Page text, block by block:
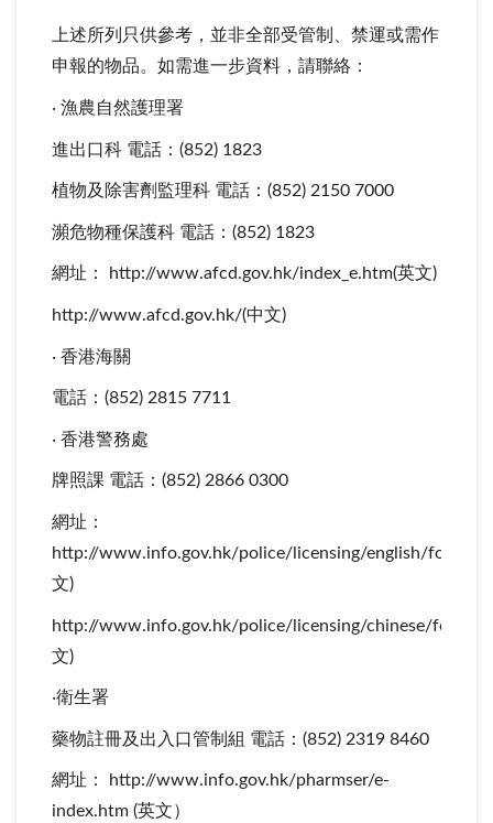
上述所列只供參考，並非全部受管制、禁運或需作
申報的物品。如需進一步資料，請聯絡：
‧ 漁農自然護理署
進出口科 電話：(852) 1823
植物及除害劑監理科 電話：(852) 2150 7000
瀕危物種保護科 電話：(852) 1823
網址： http://www.afcd.gov.hk/index_e.htm(英文)
http://www.afcd.gov.hk/(中文)
‧ 香港海關
電話：(852) 2815 7711
‧ 香港警務處
牌照課 電話：(852) 2866 0300
網址：
http://www.info.gov.hk/police/licensing/english/forms(
文)
http://www.info.gov.hk/police/licensing/chinese/forms(
文)
‧衛生署
藥物註冊及出入口管制組 電話：(852) 2319 8460
網址： http://www.info.gov.hk/pharmser/e-
index.htm (英文）